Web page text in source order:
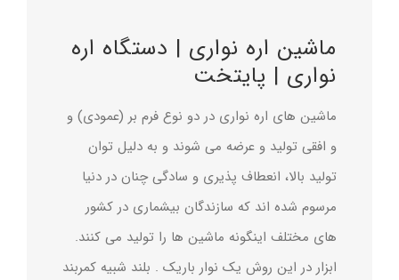
ماشین اره نواری | دستگاه اره
نواری | پایتخت
ماشین های اره نواری در دو نوع فرم بر (عمودی) و
و افقی تولید و عرضه می شوند و به دلیل توان
تولید بالا، انعطاف پذیری و سادگی چنان در دنیا
مرسوم شده اند که سازندگان بیشماری در کشور
های مختلف اینگونه ماشین ها را تولید می کنند.
ابزار در این روش یک نوار باریک . بلند شبیه کمربند